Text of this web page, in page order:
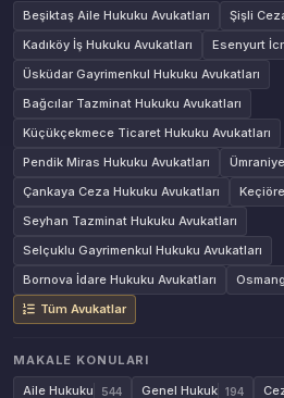
Beşiktaş Aile Hukuku Avukatları
Şişli
Kadıköy İş Hukuku Avukatları
Esenyurt
Üsküdar Gayrimenkul Hukuku Avukatları
Bağcılar Tazminat Hukuku Avukatları
Küçükçekmece Ticaret Hukuku Avukatları
Pendik Miras Hukuku Avukatları
Çankaya Ceza Hukuku Avukatları
Seyhan Tazminat Hukuku Avukatları
Selçuklu Gayrimenkul Hukuku Avukatları
Bornova İdare Hukuku Avukatları
Tüm Avukatlar
MAKALE KONULARI
Aile Hukuku
544 Genel Hukuk 194